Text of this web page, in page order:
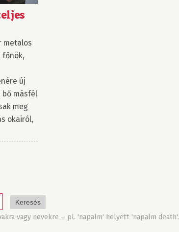
metalos
főnök,
új
bő másfél
meg
okairól,
vagy nevekre – pl. 'napalm' helyett 'napalm death'.